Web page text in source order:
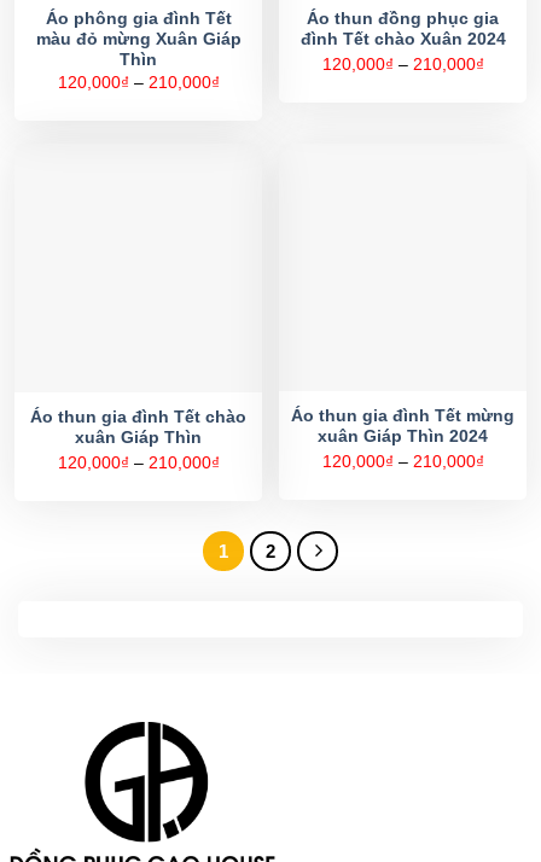
Áo phông gia đình Tết
màu đỏ mừng Xuân Giáp
Thìn
120,000₫ – 210,000₫Khoảng
Áo thun đồng phục gia
đình Tết chào Xuân 2024
120,000₫ – 210,000₫Khoảng
Áo thun gia đình Tết chào
xuân Giáp Thìn
120,000₫ – 210,000₫Khoảng
210,000₫
Áo thun gia đình Tết mừng
xuân Giáp Thìn 2024
120,000₫ – 210,000₫Khoảng
1 2